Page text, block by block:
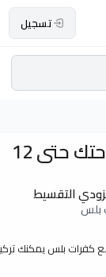
تسجيل
ركّب كفراتك اليوم وقسّطها براحتك حتى 12
التقسيط
تقسيط مرنة تصل إلى 12 دفعة عبر